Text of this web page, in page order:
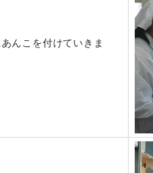
んこを付けていきま